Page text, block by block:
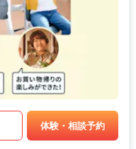
体験・相談予約